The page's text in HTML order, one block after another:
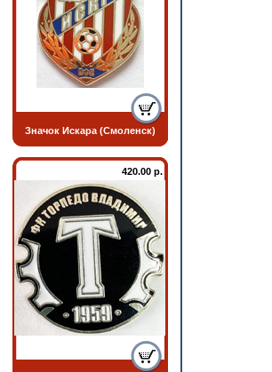
Значок Искара (Смоленск)
420.00 р.